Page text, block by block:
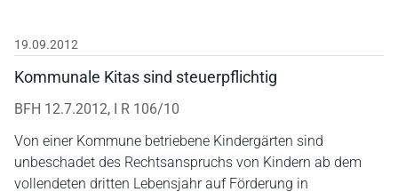
19.09.2012
Kommunale Kitas sind steuerpflichtig
BFH 12.7.2012, I R 106/10
Von einer Kommune betriebene Kindergärten sind
unbeschadet des Rechtsanspruchs von Kindern ab dem
vollendeten dritten Lebensjahr auf Förderung in